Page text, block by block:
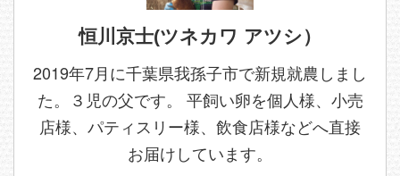
恒川京士(ツネカワ アツシ）
2019年7月に千葉県我孫子市で新規就農しまし
た。３児の父です。 平飼い卵を個人様、小売
店様、パティスリー様、飲食店様などへ直接
お届けしています。